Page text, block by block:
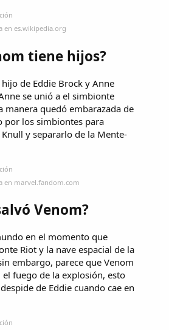
en es.wikipedia.org
tiene hijos?
de Eddie Brock y Anne
se unió a el simbionte
manera quedó embarazada de
por los simbiontes para
y separarlo de la Mente-
en marvel.fandom.com
Venom?
en el momento que
Riot y la nave espacial de la
embargo, parece que Venom
fuego de la explosión, esto
de Eddie cuando cae en